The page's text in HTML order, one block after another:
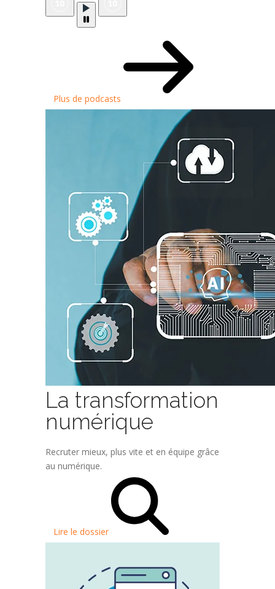
Plus de podcasts
La transformation
numérique
Recruter mieux, plus vite et en équipe grâce
au numérique.
Lire le dossier